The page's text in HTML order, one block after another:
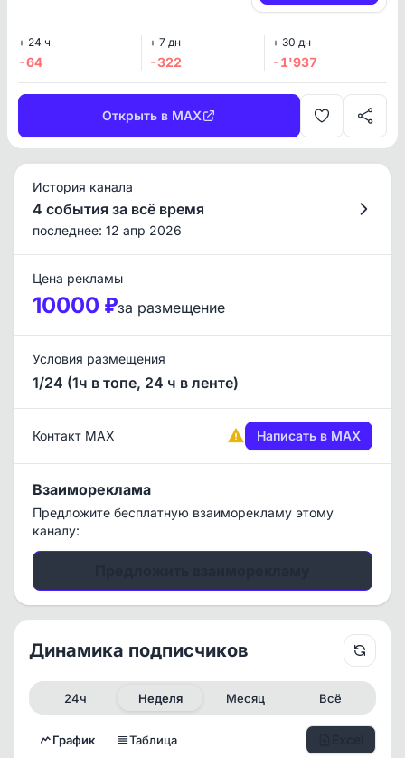
+ 24 ч
-64
+ 7 дн
-322
+ 30 дн
-1'937
Открыть в MAX
История канала
4 события за всё время
последнее: 12 апр 2026
Цена рекламы
10000 ₽за размещение
Условия размещения
1/24 (1ч в топе, 24 ч в ленте)
Контакт MAX Написать в MAX
Взаимореклама
Предложите бесплатную взаиморекламу этому
каналу:
Динамика подписчиков
24ч Неделя Месяц Всё
График Таблица